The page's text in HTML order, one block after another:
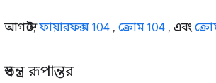
আগস্টে,ফায়ারফক্স 104 , ক্রোম 104 , এবং
স্বতন্ত্র রূপান্তর